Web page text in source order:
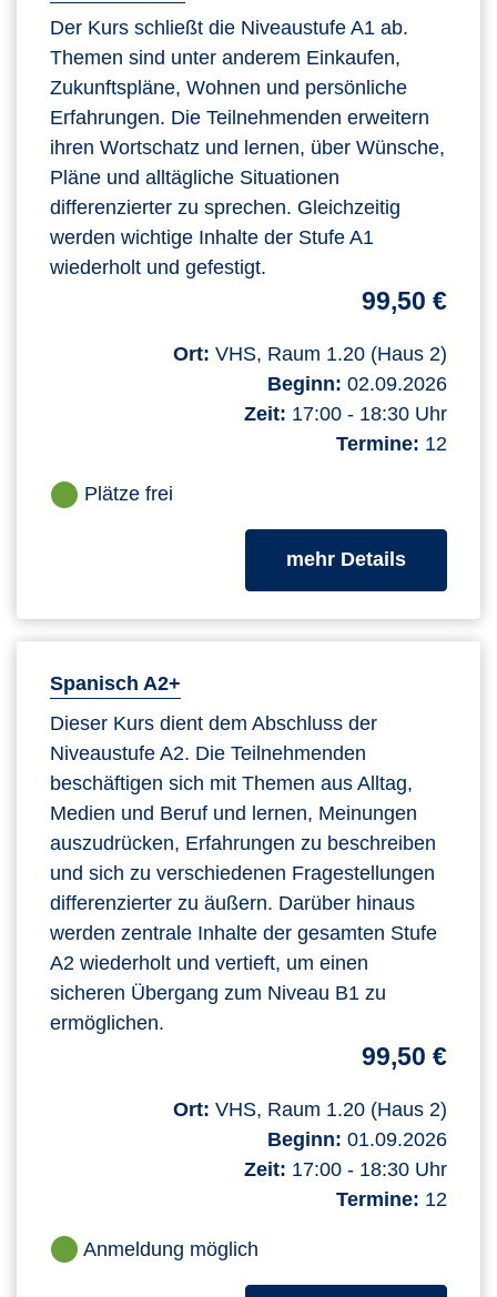
Der Kurs schließt die Niveaustufe A1 ab.
Themen sind unter anderem Einkaufen,
Zukunftspläne, Wohnen und persönliche
Erfahrungen. Die Teilnehmenden erweitern
ihren Wortschatz und lernen, über Wünsche,
Pläne und alltägliche Situationen
differenzierter zu sprechen. Gleichzeitig
werden wichtige Inhalte der Stufe A1
wiederholt und gefestigt.
99,50 €
Ort: VHS, Raum 1.20 (Haus 2)
Beginn: 02.09.2026
Zeit: 17:00 - 18:30 Uhr
Termine: 12
Plätze frei
mehr Detailszum
Spanisch A2+
Dieser Kurs dient dem Abschluss der
Niveaustufe A2. Die Teilnehmenden
beschäftigen sich mit Themen aus Alltag,
Medien und Beruf und lernen, Meinungen
auszudrücken, Erfahrungen zu beschreiben
und sich zu verschiedenen Fragestellungen
differenzierter zu äußern. Darüber hinaus
werden zentrale Inhalte der gesamten Stufe
A2 wiederholt und vertieft, um einen
sicheren Übergang zum Niveau B1 zu
ermöglichen.
99,50 €
Ort: VHS, Raum 1.20 (Haus 2)
Beginn: 01.09.2026
Zeit: 17:00 - 18:30 Uhr
Termine: 12
Anmeldung möglich